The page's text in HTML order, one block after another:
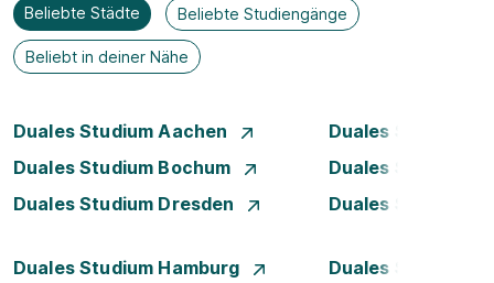
Beliebte Städte Beliebte Studiengänge
Beliebt in deiner Nähe
Duales Studium Aachen
Duales Studium
Duales Studium Bochum
Duales Studium
Duales Studium Dresden
Duales Studium
Duales Studium Hamburg
Duales Studium